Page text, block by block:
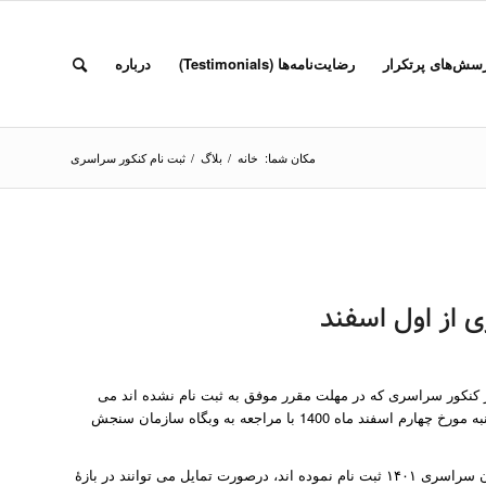
پرتکرار رضایت‌نامه‌ها (Testimonials) درباره
مکان شما: خانه / بلاگ / ثبت نام کنکور سراسری
از اول اسفند
سراسری که در مهلت مقرر موفق به ثبت نام نشده اند می
توانند از از روز یکشنبه مورخ اول اسفند 1400 تا روز چهارشنبه مورخ چهارم اسفند ماه 1400 با مراجعه به وبگاه سازمان سنجش
افزون بر این همچنین متقاضیانی که در مهلت مقرر در آزمون سراسری ۱۴۰۱ ثبت نام نموده اند، درصورت تمایل می توانند در بازۀ